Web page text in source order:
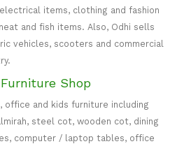
items, clothing and fashion
and fish items. Also, Odhi sells
vehicles, scooters and commercial
Shop
office and kids furniture including
steel cot, wooden cot, dining
computer / laptop tables, office